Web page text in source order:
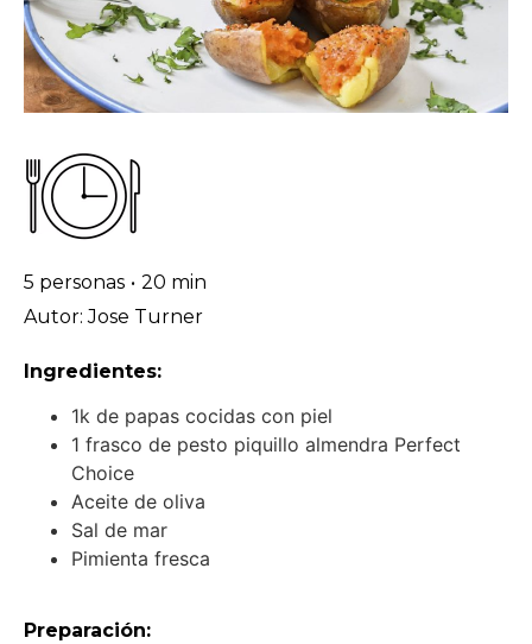
5 personas • 20 min
Autor: Jose Turner
Ingredientes:
1k de papas cocidas con piel
1 frasco de pesto piquillo almendra Perfect
Choice
Aceite de oliva
Sal de mar
Pimienta fresca
Preparación: